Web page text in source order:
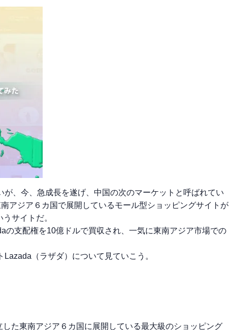
、今、急成長を遂げ、中国の次のマーケットと呼ばれてい
アジア６カ国で展開しているモール型ショッピングサイトが
サイトだ。
の支配権を10億ドルで買収され、一気に東南アジア市場での
（ラザダ）について見ていこう。
た東南アジア６カ国に展開している最大級のショッピング